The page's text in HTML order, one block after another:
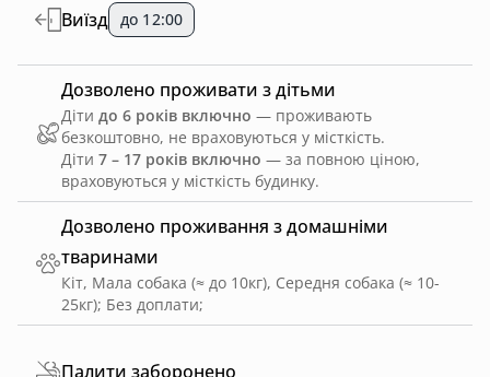
Дозволено проживання з домашніми
тваринами
Кіт, Мала собака (≈ до 10кг), Середня собака (≈ 10-
25кг); Без доплати;
Виїзд до 12:00
Дозволено проживати з дітьми
Діти до 6 років включно — проживають
безкоштовно, не враховуються у місткість.
Діти 7 – 17 років включно — за повною ціною,
враховуються у місткість будинку.
Палити заборонено